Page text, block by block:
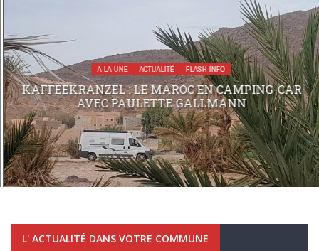
A LA UNE ACTUALITÉ FLASH INFO
KAFFEEKRANZEL : LE MAROC EN CAMPING-CAR
AVEC PAULETTE GALLMANN
L' ACTUALITÉ DANS VOTRE COMMUNE